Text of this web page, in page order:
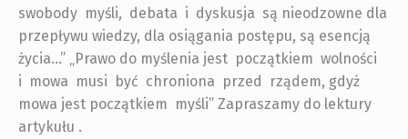
swobody myśli, debata i dyskusja są nieodzowne dla
przepływu wiedzy, dla osiągania postępu, są esencją
życia…” „Prawo do myślenia jest początkiem wolności
i mowa musi być chroniona przed rządem, gdyż
mowa jest początkiem myśli” Zapraszamy do lektury
artykułu .